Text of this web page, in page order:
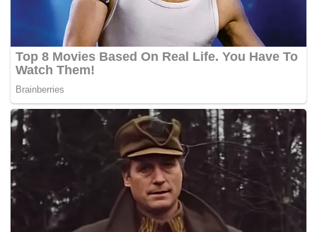
Hospital Selayang dan di Hospital Putrajaya dan akan
diperluaskan di Kota Bharu, Kuala Terengganu, Kuantan,
Temerloh, Ipoh, Kuala Lumpur, Klang dan Seremban.
Dr Hilmi turut memberi jaminan bahawa kualiti rawatan
kesihatan pesakit di hospital kerajaan tidak akan terjejas
walaupun dengan pelaksanaan skim tersebut.
Jelasnya, melalui skim itu, doktor pakar di hospital
kerajaan juga mempunyai had tertentu dalam
mengendalikan rawatan kepada pesakit dengan jumlah
tidak boleh melebihi separuh daripada rawatan kepada
pesakit biasa yang tidak mampu membayar.